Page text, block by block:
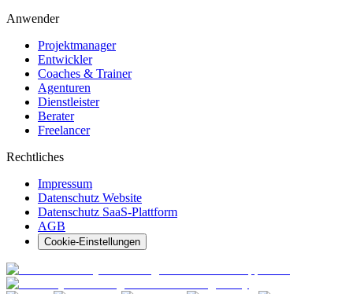
Anwender
Projektmanager
Entwickler
Coaches & Trainer
Agenturen
Dienstleister
Berater
Freelancer
Rechtliches
Impressum
Datenschutz Website
Datenschutz SaaS-Plattform
AGB
Cookie-Einstellungen